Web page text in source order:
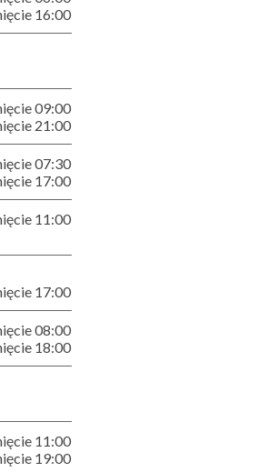
16:00
09:00
21:00
07:30
17:00
11:00
17:00
08:00
18:00
11:00
19:00